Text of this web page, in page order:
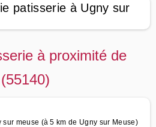
patisserie à Ugny sur
à proximité de
meuse (à 5 km de Ugny sur Meuse)